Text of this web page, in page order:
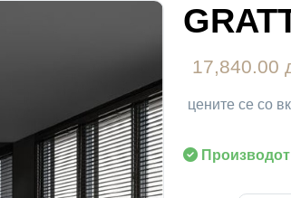
17,840.00
цените се со